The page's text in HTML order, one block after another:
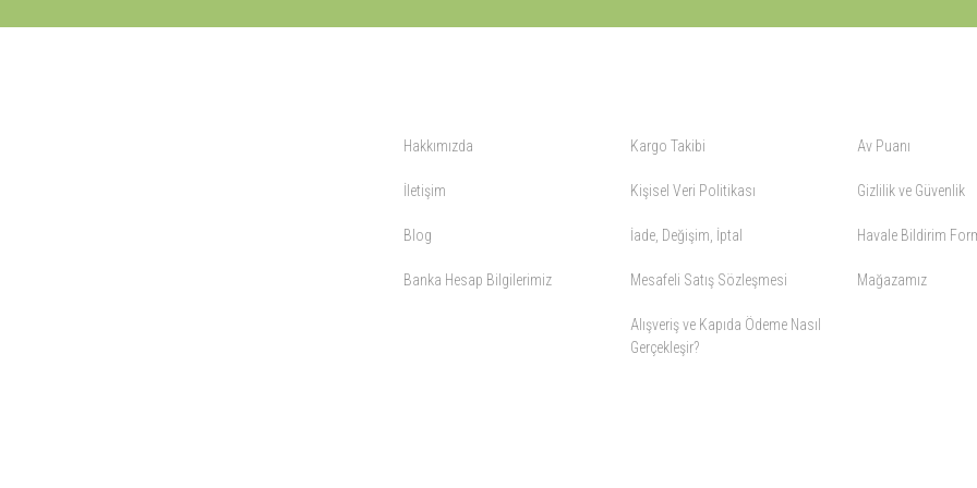
Hakkımızda
İletişim
Blog
Banka Hesap Bilgilerimiz
Kargo Takibi
Kişisel Veri Politikası
İade, Değişim, İptal
Mesafeli Satış Sözleşmesi
Alışveriş ve Kapıda Ödeme Nasıl
Gerçekleşir?
Av Puanı
Gizlilik ve Güvenlik
Havale Bildirim
Mağazamız